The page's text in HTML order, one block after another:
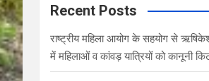
c
Recent Posts
राष्ट्रीय महिला आयोग के सहयोग से
में महिलाओं व कांवड़ यात्रियों को कानूनी